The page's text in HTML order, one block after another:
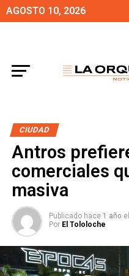
AGOSTO 10, 2026
CIUDAD
Antros
comerciales
masiva
Publicado hace 1 año el
Por El Tololoche